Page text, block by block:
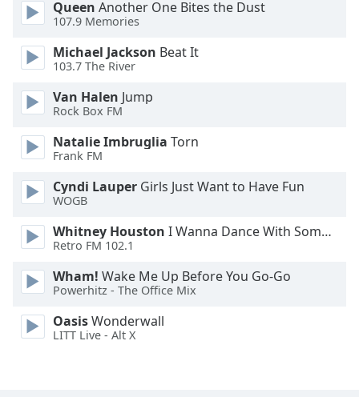
Size
Text
Edge
Style
Font
Family
Reset
Close
Modal
End
dialog
window.
Queen Another One Bites the Dust
107.9 Memories
Michael Jackson Beat It
103.7 The River
Van Halen Jump
Rock Box FM
Natalie Imbruglia Torn
Frank FM
Cyndi Lauper Girls Just Want to Have Fun
WOGB
Whitney Houston I Wanna Dance With Somebody
Retro FM 102.1
Wham! Wake Me Up Before You Go-Go
Powerhitz - The Office Mix
OasisWonderwall
LITT Live - Alt X